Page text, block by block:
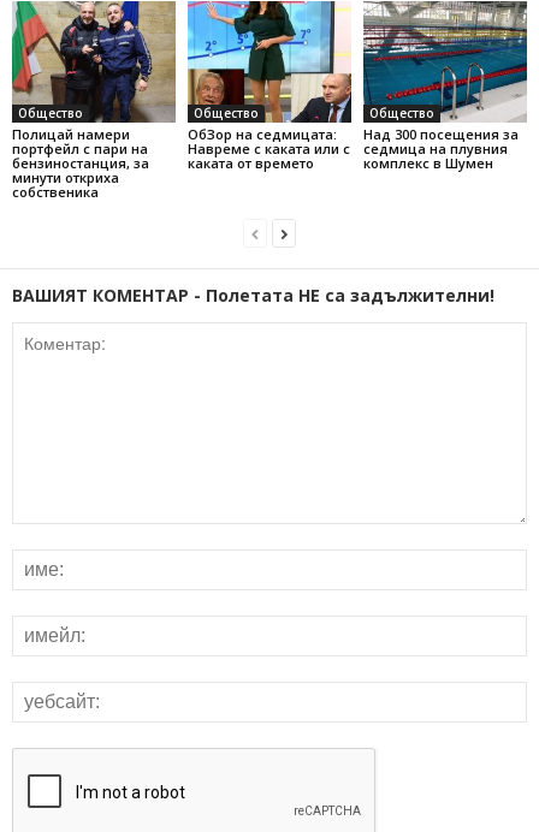
Общество
Полицай намери
портфейл с пари на
бензиностанция, за
минути откриха
собственика
Общество
ОбЗор на седмицата:
Навреме с каката или с
каката от времето
Общество
Над 300 посещения за
седмица на плувния
комплекс в Шумен
ВАШИЯТ КОМЕНТАР - Полетата НЕ са задължителни!